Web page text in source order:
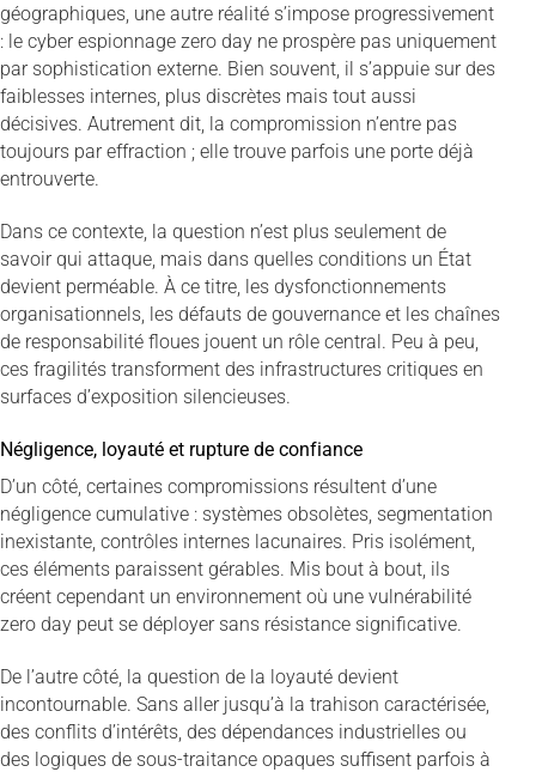
géographiques, une autre réalité s’impose progressivement
: le cyber espionnage zero day ne prospère pas uniquement
par sophistication externe. Bien souvent, il s’appuie sur des
faiblesses internes, plus discrètes mais tout aussi
décisives. Autrement dit, la compromission n’entre pas
toujours par effraction ; elle trouve parfois une porte déjà
entrouverte.
Dans ce contexte, la question n’est plus seulement de
savoir qui attaque, mais dans quelles conditions un État
devient perméable. À ce titre, les dysfonctionnements
organisationnels, les défauts de gouvernance et les chaînes
de responsabilité floues jouent un rôle central. Peu à peu,
ces fragilités transforment des infrastructures critiques en
surfaces d’exposition silencieuses.
Négligence, loyauté et rupture de confiance
D’un côté, certaines compromissions résultent d’une
négligence cumulative : systèmes obsolètes, segmentation
inexistante, contrôles internes lacunaires. Pris isolément,
ces éléments paraissent gérables. Mis bout à bout, ils
créent cependant un environnement où une vulnérabilité
zero day peut se déployer sans résistance significative.
De l’autre côté, la question de la loyauté devient
incontournable. Sans aller jusqu’à la trahison caractérisée,
des conflits d’intérêts, des dépendances industrielles ou
des logiques de sous-traitance opaques suffisent parfois à